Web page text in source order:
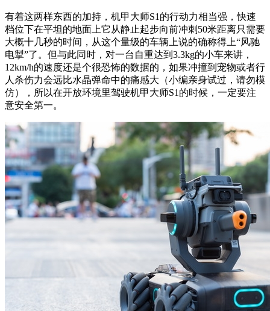
有着这两样东西的加持，机甲大师S1的行动力相当强，快速
档位下在平坦的地面上它从静止起步向前冲刺50米距离只需要
大概十几秒的时间，从这个量级的车辆上说的确称得上“风驰
电掣”了。但与此同时，对一台自重达到3.3kg的小车来讲，
12km/h的速度还是个很恐怖的数据的，如果冲撞到宠物或者行
人杀伤力会远比水晶弹命中的痛感大（小编亲身试过，请勿模
仿），所以在开放环境里驾驶机甲大师S1的时候，一定要注
意安全第一。